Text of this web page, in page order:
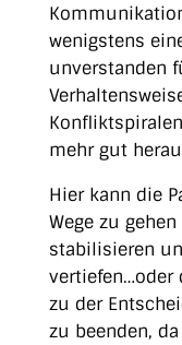
wenigstens
unverstanden
mehr gut
Hier kann die
Wege zu
stabilisieren
vertiefen…oder
zu der
zu beenden,